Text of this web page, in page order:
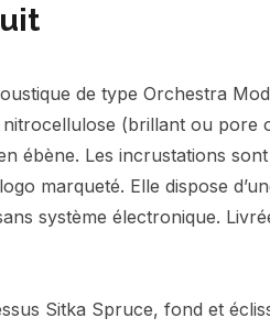
de type Orchestra
nitrocellulose (brillant ou
ébène. Les incrustations
marqueté. Elle dispose
système électronique.
Sitka Spruce, fond et